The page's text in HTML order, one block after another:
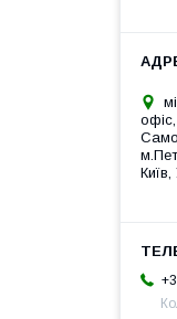
Київ,